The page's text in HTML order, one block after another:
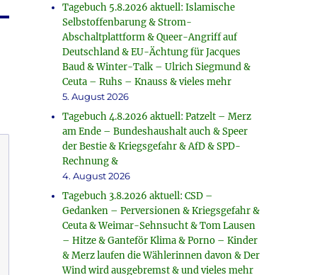
Tagebuch 5.8.2026 aktuell: Islamische
Selbstoffenbarung & Strom-
Abschaltplattform & Queer-Angriff auf
Deutschland & EU-Ächtung für Jacques
Baud & Winter-Talk – Ulrich Siegmund &
Ceuta – Ruhs – Knauss & vieles mehr
5. August 2026
Tagebuch 4.8.2026 aktuell: Patzelt – Merz
am Ende – Bundeshaushalt auch & Speer
der Bestie & Kriegsgefahr & AfD & SPD-
Rechnung &
4. August 2026
Tagebuch 3.8.2026 aktuell: CSD –
Gedanken – Perversionen & Kriegsgefahr &
Ceuta & Weimar-Sehnsucht & Tom Lausen
– Hitze & Ganteför Klima & Porno – Kinder
& Merz laufen die Wählerinnen davon & Der
Wind wird ausgebremst & und vieles mehr